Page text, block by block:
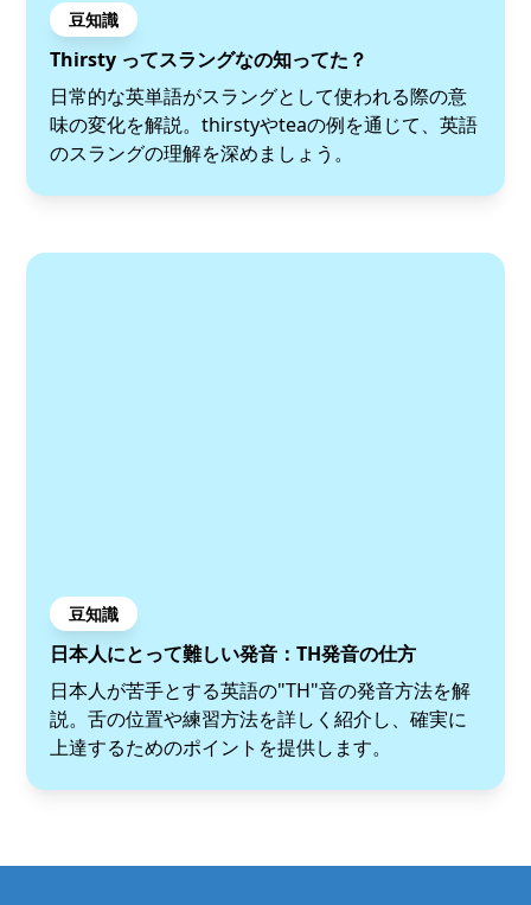
豆知識
Thirsty ってスラングなの知ってた？
日常的な英単語がスラングとして使われる際の意
味の変化を解説。thirstyやteaの例を通じて、英語
のスラングの理解を深めましょう。
豆知識
日本人にとって難しい発音：TH発音の仕方
日本人が苦手とする英語の"TH"音の発音方法を解
説。舌の位置や練習方法を詳しく紹介し、確実に
上達するためのポイントを提供します。